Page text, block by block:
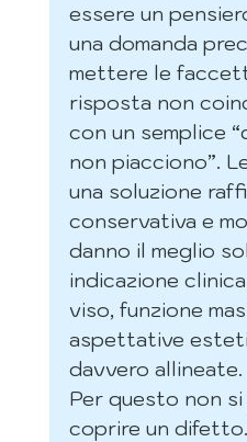
essere un
una domanda
mettere le
risposta non
con un semplice
non piacciono”.
una soluzione
conservativa e
danno il meglio
indicazione
viso, funzione
aspettative
davvero allineate.
Per questo non
coprire un